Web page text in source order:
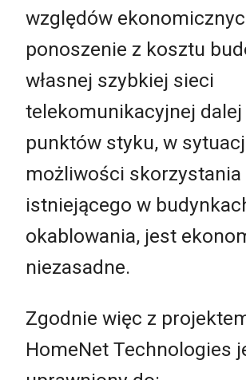
względów
ponoszenie z kosztu
własnej szybkiej sieci
telekomunikacyjnej dalej
punktów styku, w
możliwości skorzystania
istniejącego w
okablowania, jest
niezasadne.
Zgodnie więc z
HomeNet Technologies